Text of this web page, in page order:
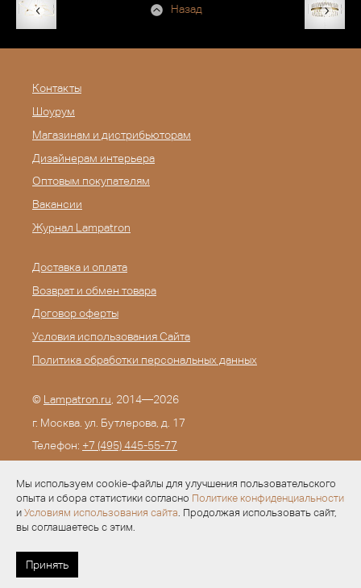
Мы используем cookie-файлы для улучшения пользовательского
опыта и сбора статистики согласно Политике конфиденциальности
и Условиям использования сайта. Продолжая использовать сайт,
вы соглашаетесь с этим.
Принять
Назад
Контакты
Шоурум
Магазинам и дистрибьюторам
Дизайнерам интерьера
Оптовым покупателям
Вакансии
Журнал Lampatron
Доставка и оплата
Возврат и обмен товара
Договор оферты
Условия использования Сайта
Политика обработки персональных данных
© Lampatron.ru , 2014—2026
г. Москва. ул. Бутлерова, д. 17
Телефон: +7 (495) 445-55-77
Разработка —Evid.ru